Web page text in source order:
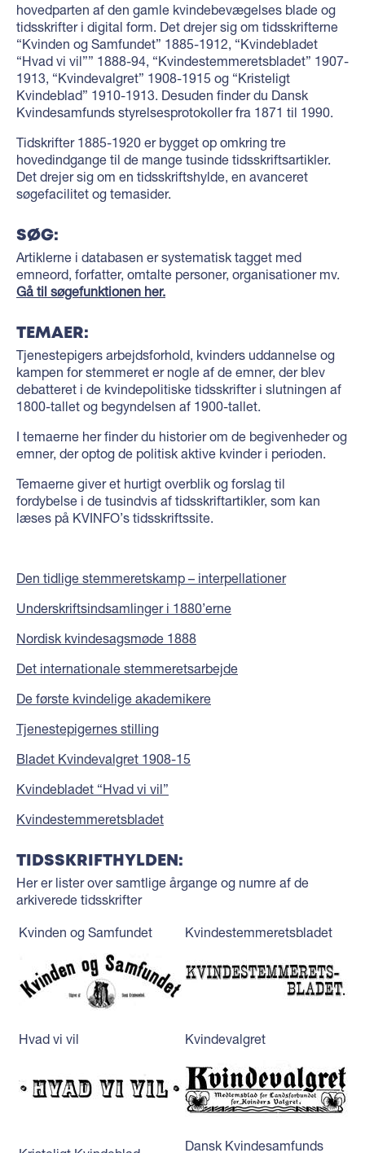
hovedparten af den gamle kvindebevægelses blade og
tidsskrifter i digital form. Det drejer sig om tidsskrifterne
“Kvinden og Samfundet” 1885-1912, “Kvindebladet
“Hvad vi vil”” 1888-94, “Kvindestemmeretsbladet” 1907-
1913, “Kvindevalgret” 1908-1915 og “Kristeligt
Kvindeblad” 1910-1913. Desuden finder du Dansk
Kvindesamfunds styrelsesprotokoller fra 1871 til 1990.
Tidskrifter 1885-1920 er bygget op omkring tre
hovedindgange til de mange tusinde tidsskriftsartikler.
Det drejer sig om en tidsskriftshylde, en avanceret
søgefacilitet og temasider.
SØG:
Artiklerne i databasen er systematisk tagget med
emneord, forfatter, omtalte personer, organisationer mv.
Gå til søgefunktionen her.
TEMAER:
Tjenestepigers arbejdsforhold, kvinders uddannelse og
kampen for stemmeret er nogle af de emner, der blev
debatteret i de kvindepolitiske tidsskrifter i slutningen af
1800-tallet og begyndelsen af 1900-tallet.
I temaerne her finder du historier om de begivenheder og
emner, der optog de politisk aktive kvinder i perioden.
Temaerne giver et hurtigt overblik og forslag til
fordybelse i de tusindvis af tidsskriftartikler, som kan
læses på KVINFO’s tidsskriftssite.
Den tidlige stemmeretskamp – interpellationer
Underskriftsindsamlinger i 1880’erne
Nordisk kvindesagsmøde 1888
Det internationale stemmeretsarbejde
De første kvindelige akademikere
Tjenestepigernes stilling
Bladet Kvindevalgret 1908-15
Kvindebladet “Hvad vi vil”
Kvindestemmeretsbladet
TIDSSKRIFTHYLDEN:
Her er lister over samtlige årgange og numre af de
arkiverede tidsskrifter
Kvinden og Samfundet Kvindestemmeretsbladet
Hvad vi vil Kvindevalgret
Dansk Kvindesamfunds